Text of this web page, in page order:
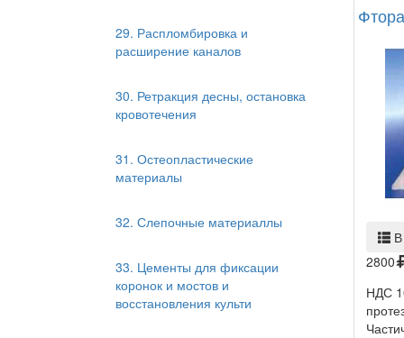
29. Распломбировка и
расширение каналов
30. Ретракция десны, остановка
кровотечения
31. Остеопластические
материалы
32. Слепочные материаллы
33. Цементы для фиксации
коронок и мостов и
восстановления культи
2800
НДС